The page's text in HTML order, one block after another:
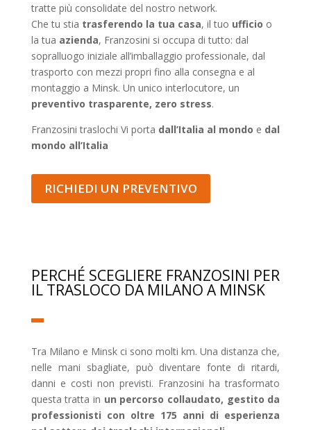
tratte più consolidate del nostro network.
Che tu stia trasferendo la tua casa, il tuo ufficio o
la tua azienda, Franzosini si occupa di tutto: dal
sopralluogo iniziale all’imballaggio professionale, dal
trasporto con mezzi propri fino alla consegna e al
montaggio a Minsk. Un unico interlocutore, un
preventivo trasparente, zero stress.
Franzosini traslochi Vi porta dall’Italia al mondo e dal
mondo all’Italia
RICHIEDI UN PREVENTIVO
PERCHÉ SCEGLIERE FRANZOSINI PER
IL TRASLOCO DA MILANO A MINSK
Tra Milano e Minsk ci sono molti km. Una distanza che,
nelle mani sbagliate, può diventare fonte di ritardi,
danni e costi non previsti. Franzosini ha trasformato
questa tratta in un percorso collaudato, gestito da
professionisti con oltre 175 anni di esperienza